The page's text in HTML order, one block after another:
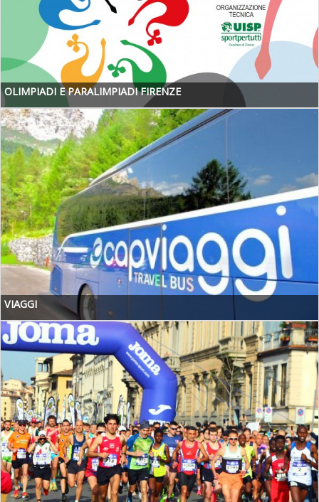
OLIMPIADI E PARALIMPIADI FIRENZE
VIAGGI